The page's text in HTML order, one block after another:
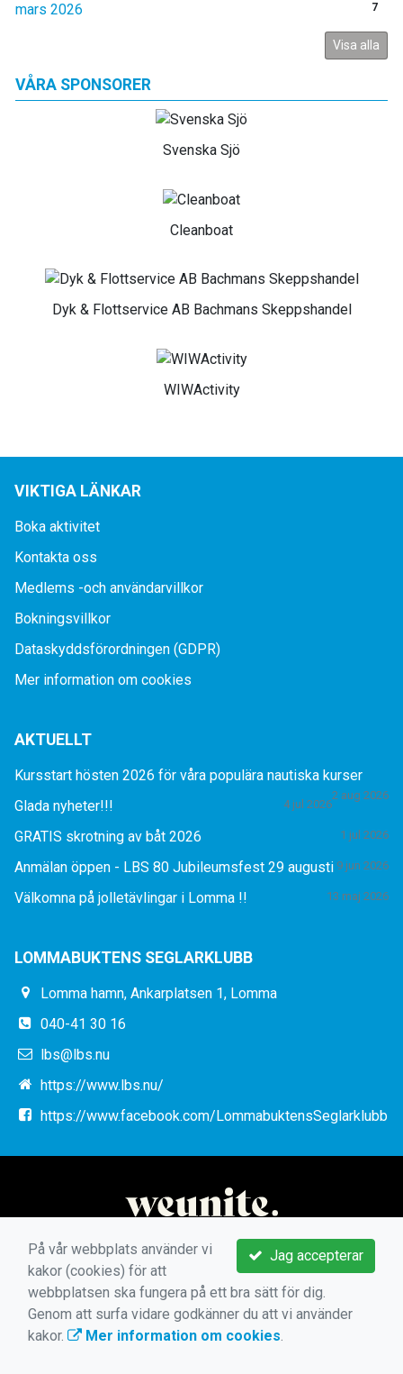
mars 2026 7
Visa alla
VÅRA SPONSORER
Svenska Sjö
Cleanboat
Dyk & Flottservice AB Bachmans Skeppshandel
WIWActivity
VIKTIGA LÄNKAR
Boka aktivitet
Kontakta oss
Medlems -och användarvillkor
Bokningsvillkor
Dataskyddsförordningen (GDPR)
Mer information om cookies
AKTUELLT
Kursstart hösten 2026 för våra populära nautiska kurser
2 aug 2026
Glada nyheter!!! 4 jul 2026
GRATIS skrotning av båt 2026 1 jul 2026
Anmälan öppen - LBS 80 Jubileumsfest 29 augusti 9 jun 2026
Välkomna på jolletävlingar i Lomma !! 13 maj 2026
LOMMABUKTENS SEGLARKLUBB
Lomma hamn, Ankarplatsen 1, Lomma
040-41 30 16
lbs@lbs.nu
https://www.lbs.nu/
https://www.facebook.com/LommabuktensSeglarklubb
Jag accepterar
På vår webbplats använder vi
kakor (cookies) för att
webbplatsen ska fungera på ett bra sätt för dig.
Genom att surfa vidare godkänner du att vi använder
kakor.
Mer information om cookies.